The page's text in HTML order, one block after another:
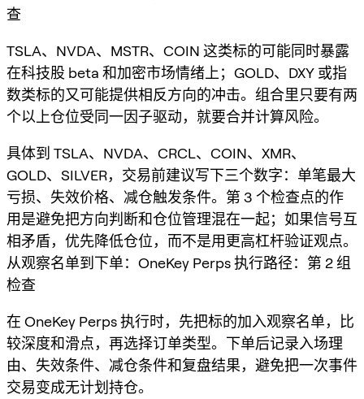
查
TSLA、NVDA、MSTR、COIN 这类标的可能同时暴露
在科技股 beta 和加密市场情绪上；GOLD、DXY 或指
数类标的又可能提供相反方向的冲击。组合里只要有两
个以上仓位受同一因子驱动，就要合并计算风险。
具体到 TSLA、NVDA、CRCL、COIN、XMR、
GOLD、SILVER，交易前建议写下三个数字：单笔最大
亏损、失效价格、减仓触发条件。第 3 个检查点的作
用是避免把方向判断和仓位管理混在一起；如果信号互
相矛盾，优先降低仓位，而不是用更高杠杆验证观点。
从观察名单到下单：OneKey Perps 执行路径：第 2 组
检查
在 OneKey Perps 执行时，先把标的加入观察名单，比
较深度和滑点，再选择订单类型。下单后记录入场理
由、失效条件、减仓条件和复盘结果，避免把一次事件
交易变成无计划持仓。